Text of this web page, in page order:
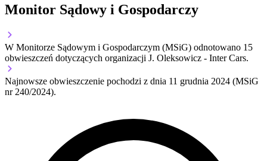
Monitor Sądowy i Gospodarczy
W Monitorze Sądowym i Gospodarczym (MSiG) odnotowano 15
obwieszczeń dotyczących organizacji J. Oleksowicz - Inter Cars.
Najnowsze obwieszczenie pochodzi z dnia 11 grudnia 2024 (MSiG
nr 240/2024).